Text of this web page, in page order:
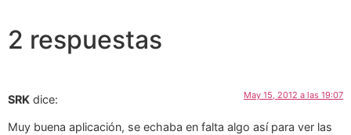
2 respuestas
SRK dice: May 15, 2012 a las 19:07
Muy buena aplicación, se echaba en falta algo así para ver las